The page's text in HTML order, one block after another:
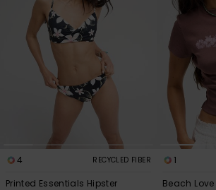
4 RECYCLED FIBER
Printed Essentials Hipster
1
Beach Love